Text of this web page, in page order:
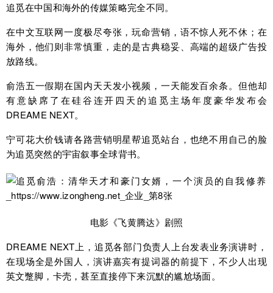
追觅在中国和海外的传媒策略完全不同。
在中文互联网一度极尽夸张，玩命营销，语不惊人死不休；在
海外，他们则非常慎重，走的是古典稳妥、高端的超级广告投
放路线。
俞浩五一假期在国内天天发小视频，一天能发百余条。但他却
有意缺席了在硅谷连开四天的追觅主场年度豪华发布会
DREAME NEXT。
宁可花大价钱请各路营销明星帮追觅站台，也绝不用自己的脸
为追觅突然的宇宙叙事全球背书。
电影《飞黄腾达》剧照
DREAME NEXT上，追觅各部门负责人上台发表业务演讲时，
在现场全是外国人，演讲嘉宾有提词器的前提下，不少人出现
英文蹩脚，卡壳，甚至直接停下来沉默的尴尬场面。